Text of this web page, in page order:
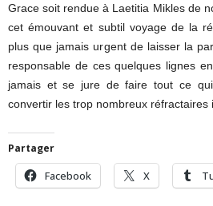
Grace soit rendue à Laetitia Mikles de
cet émouvant et subtil voyage de la
plus que jamais urgent de laisser la
responsable de ces quelques lignes
jamais et se jure de faire tout ce
convertir les trop nombreux réfractaires
Partager
Facebook X